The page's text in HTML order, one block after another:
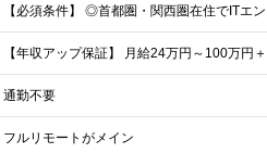
通勤不要
フルリモートがメイン